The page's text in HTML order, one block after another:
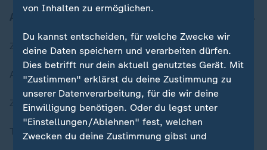
Zuletzt veröffentlicht
Aktuelle Sendungs-Videos
ZDFheute Stories
Themen im Überblick
von Inhalten zu ermöglichen.
Du kannst entscheiden, für welche Zwecke wir
deine Daten speichern und verarbeiten dürfen.
Dies betrifft nur dein aktuell genutztes Gerät. Mit
"Zustimmen" erklärst du deine Zustimmung zu
unserer Datenverarbeitung, für die wir deine
Einwilligung benötigen. Oder du legst unter
"Einstellungen/Ablehnen" fest, welchen
Zwecken du deine Zustimmung gibst und